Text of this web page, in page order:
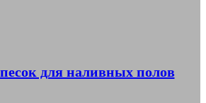
для наливных полов